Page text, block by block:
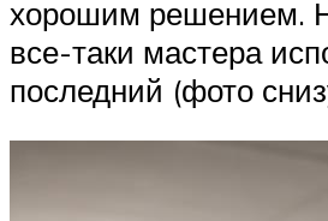
хорошим решением.
все-таки мастера
последний (фото